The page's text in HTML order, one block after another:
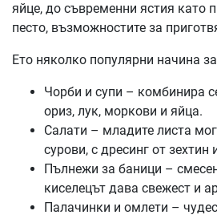
яйце, до съвременни ястия като
песто, възможностите за
Ето няколко популярни начина
Чорби и супи – комбинира
ориз, лук, моркови и яйца.
Салати – младите листа
сурови, с дресинг от зехтин
Пълнежи за баници –
киселецът дава свежест и
Палачинки и омлети –